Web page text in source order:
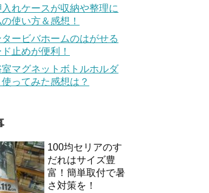
れケースが収納や整理に
使い方＆感想！
ービバホームのはがせる
止めが便利！
マグネットボトルホルダ
ってみた感想は？
100均セリアのす
だれはサイズ豊
富！簡単取付で暑
さ対策を！